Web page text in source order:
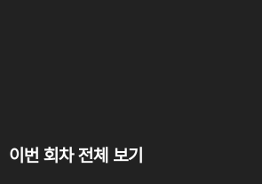
이번 회차 전체 보기